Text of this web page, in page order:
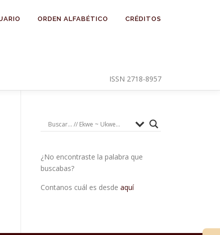
ORDEN ALFABÉTICO CRÉDITOS
ISSN 2718-8957
¿No encontraste la palabra que
buscabas?
Contanos cuál es desde aquí